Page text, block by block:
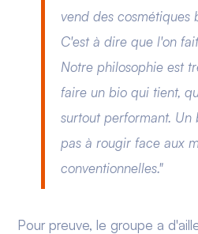
vend des cosmétiques
C'est à dire que l'on
Notre philosophie est
faire un bio qui tient,
surtout performant.
pas à rougir face aux
conventionnelles."
Pour preuve, le groupe a